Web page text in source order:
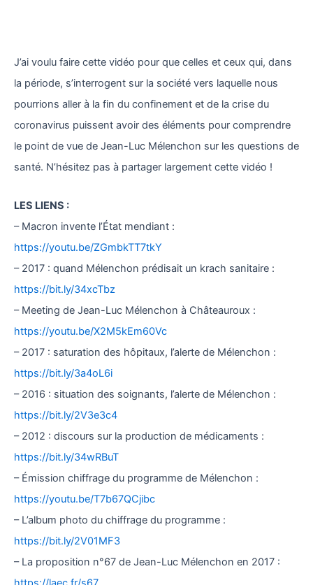
J’ai voulu faire cette vidéo pour que celles et ceux qui, dans
la période, s’interrogent sur la société vers laquelle nous
pourrions aller à la fin du confinement et de la crise du
coronavirus puissent avoir des éléments pour comprendre
le point de vue de Jean-Luc Mélenchon sur les questions de
santé. N’hésitez pas à partager largement cette vidéo !
LES LIENS :
– Macron invente l’État mendiant :
https://youtu.be/ZGmbkTT7tkY
– 2017 : quand Mélenchon prédisait un krach sanitaire :
https://bit.ly/34xcTbz
– Meeting de Jean-Luc Mélenchon à Châteauroux :
https://youtu.be/X2M5kEm60Vc
– 2017 : saturation des hôpitaux, l’alerte de Mélenchon :
https://bit.ly/3a4oL6i
– 2016 : situation des soignants, l’alerte de Mélenchon :
https://bit.ly/2V3e3c4
– 2012 : discours sur la production de médicaments :
https://bit.ly/34wRBuT
– Émission chiffrage du programme de Mélenchon :
https://youtu.be/T7b67QCjibc
– L’album photo du chiffrage du programme :
https://bit.ly/2V01MF3
– La proposition n°67 de Jean-Luc Mélenchon en 2017 :